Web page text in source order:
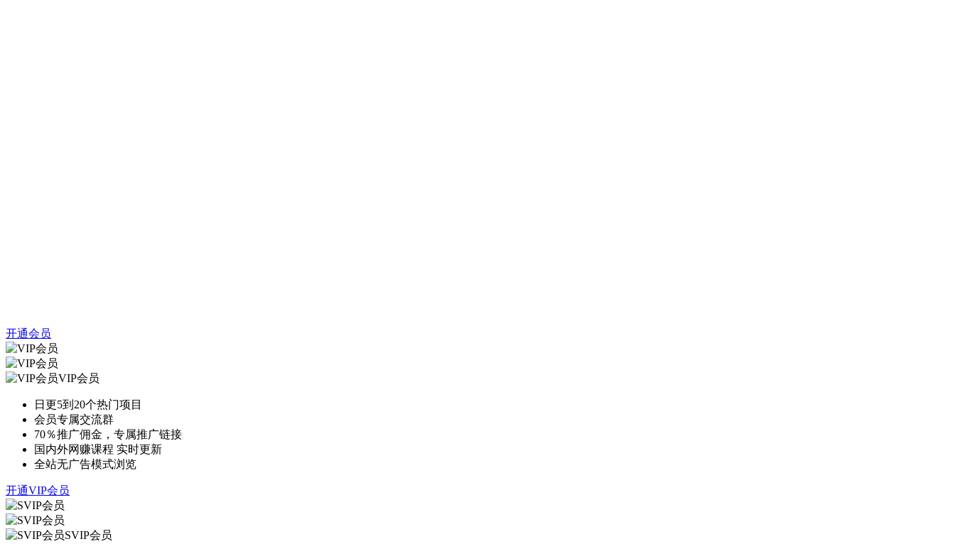
开通会员
VIP会员
日更5到20个热门项目
会员专属交流群
70％推广佣金，专属推广链接
国内外网赚课程 实时更新
全站无广告模式浏览
开通VIP会员
SVIP会员